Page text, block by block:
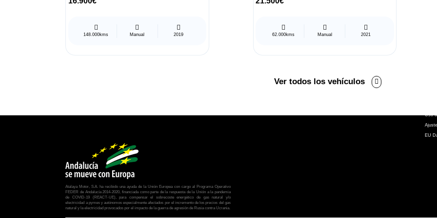
148.000kms Manual 2019 62.000kms Manual 2021
Ver todos los vehículos
956205012
Uso
EU
Atalaya Motor, S.A. ha recibido una ayuda de la Unión Europea con cargo al Programa Operativo
FEDER de Andalucía 2014-2020, financiada como parte de la respuesta de la Unión a la pandemia
de COVID-19 (REACT-UE), para compensar el sobrecoste energético de gas natural y/o
electricidad a pymes y autónomos especialmente afectados por el incremento de los precios del gas
natural y la electricidad provocados por el impacto de la guerra de agresión de Rusia contra Ucrania.